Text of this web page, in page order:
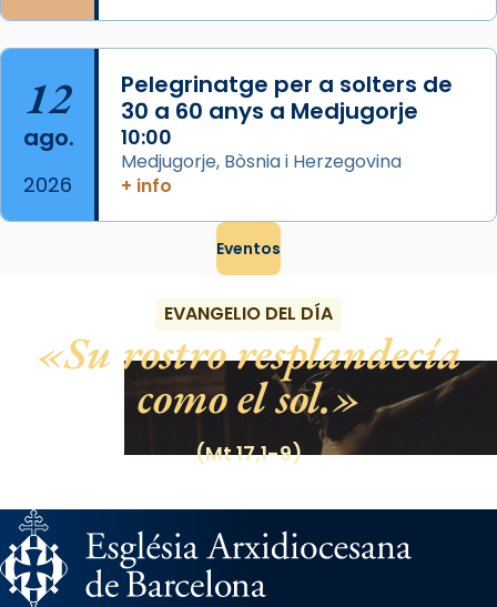
12
ago.
2026
Pelegrinatge per a solters de
30 a 60 anys a Medjugorje
10:00
Medjugorje, Bòsnia i Herzegovina
+ info
Eventos
EVANGELIO DEL DÍA
Su rostro resplandecía
como el sol.
(Mt 17,1-9)